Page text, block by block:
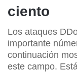
ciento
Los ataques
importante
continuación
este campo.